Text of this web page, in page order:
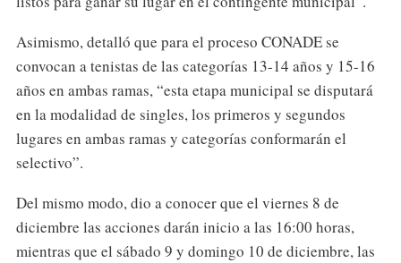
Asimismo, detalló que para el proceso CONADE se
convocan a tenistas de las categorías 13-14 años y 15-16
años en ambas ramas, “esta etapa municipal se disputará
en la modalidad de singles, los primeros y segundos
lugares en ambas ramas y categorías conformarán el
selectivo”.
Del mismo modo, dio a conocer que el viernes 8 de
diciembre las acciones darán inicio a las 16:00 horas,
mientras que el sábado 9 y domingo 10 de diciembre, las